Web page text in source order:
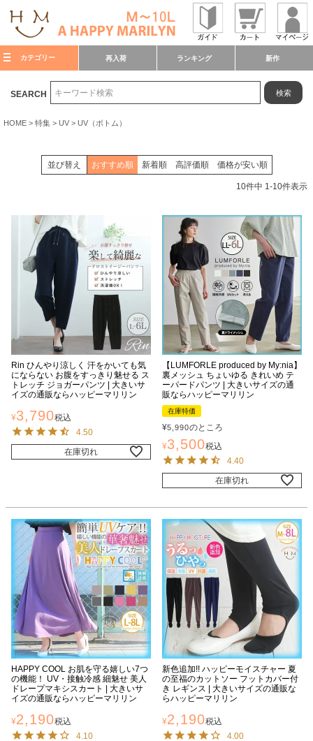
カテゴリー 再入荷 ランキング 新作
SEARCH 検索
HOME 特集 UV UV（ボトム）
並び替え おすすめ順 新着順 高評価順 価格が安い順
10件中 1-10件表示
Rin ひんやり涼しく 汗をかいても気
にならない お腹をすっきり魅せる ス
トレッチ ジョガーパンツ | 大きいサ
イズの通販ならハッピーマリリン
¥3,790税込
4.50
在庫切れ
【LUMFORLE produced by My:nia】
裏メッシュ ちょいゆる きれいめ テ
ーパードパンツ | 大きいサイズの通
販ならハッピーマリリン
在庫特価
¥5,990のところ
¥3,500税込
4.40
在庫切れ
HAPPY COOL お肌を守る嬉しい7つ
の機能！ UV・接触冷感 細魅せ 美人
ドレープマキシスカート | 大きいサ
イズの通販ならハッピーマリリン
¥2,190税込
4.10
新色追加!! ハッピーモイスチャー 夏
の至福のカットソー フットカバー付
き レギンス | 大きいサイズの通販な
らハッピーマリリン
¥2,190税込
4.00